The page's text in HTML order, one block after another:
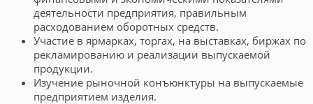
деятельности предприятия, правильным
расходованием оборотных средств.
Участие в ярмарках, торгах, на выставках, биржах по
рекламированию и реализации выпускаемой
продукции.
Изучение рыночной конъюнктуры на выпускаемые
предприятием изделия.